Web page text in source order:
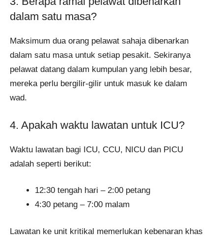
dalam satu masa?
Maksimum dua orang pelawat sahaja dibenarkan
dalam satu masa untuk setiap pesakit. Sekiranya
pelawat datang dalam kumpulan yang lebih besar,
mereka perlu bergilir-gilir untuk masuk ke dalam
wad.
4. Apakah waktu lawatan untuk ICU?
Waktu lawatan bagi ICU, CCU, NICU dan PICU
adalah seperti berikut:
12:30 tengah hari – 2:00 petang
4:30 petang – 7:00 malam
Lawatan ke unit kritikal memerlukan kebenaran khas